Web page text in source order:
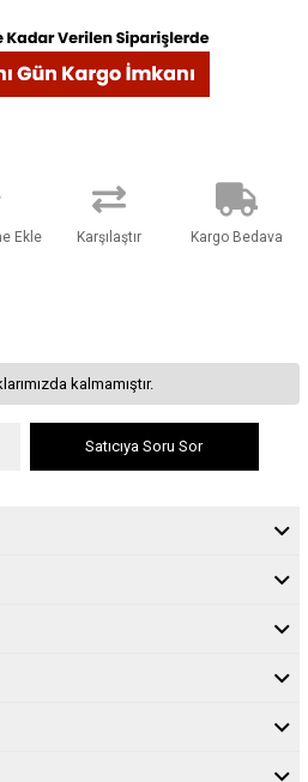
Ekle Karşılaştır Kargo Bedava
kalmamıştır.
Satıcıya Soru Sor